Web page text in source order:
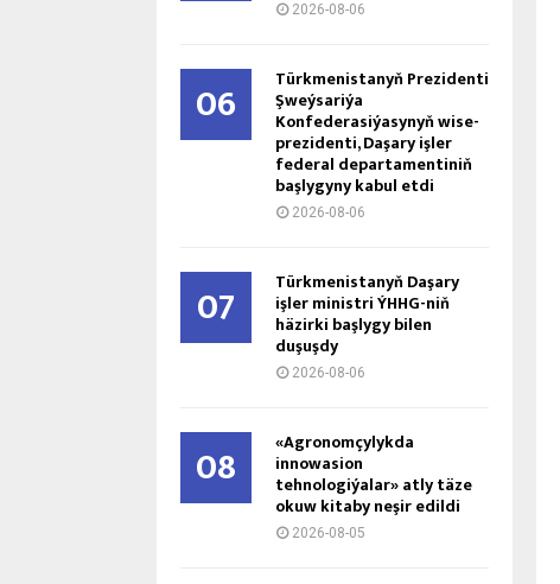
2026-08-06
06 Türkmenistanyň Prezidenti
Şweýsariýa
Konfederasiýasynyň wise-
prezidenti, Daşary işler
federal departamentiniň
başlygyny kabul etdi
2026-08-06
07 Türkmenistanyň Daşary
işler ministri ÝHHG-niň
häzirki başlygy bilen
duşuşdy
2026-08-06
08 «Agronomçylykda
innowasion
tehnologiýalar» atly täze
okuw kitaby neşir edildi
2026-08-05